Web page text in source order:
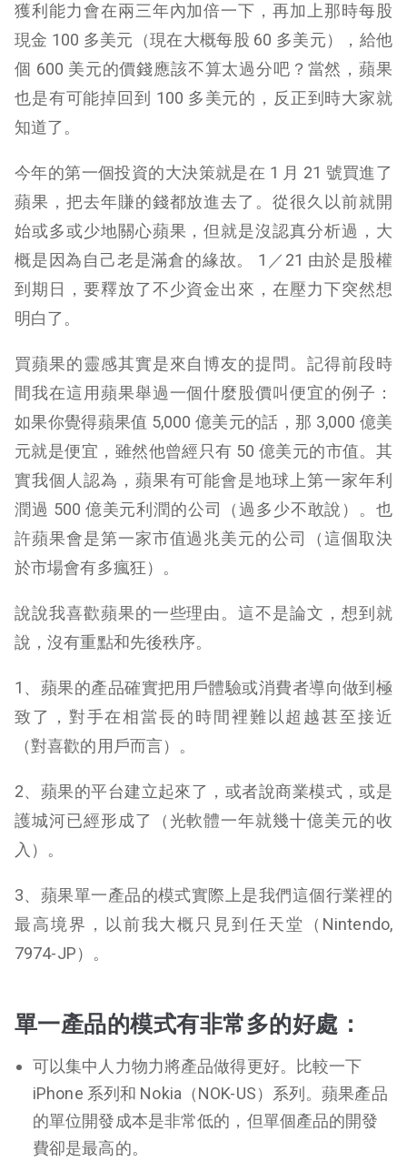
獲利能力會在兩三年內加倍一下，再加上那時每股
現金 100 多美元（現在大概每股 60 多美元），給他
個 600 美元的價錢應該不算太過分吧？當然，蘋果
也是有可能掉回到 100 多美元的，反正到時大家就
知道了。
今年的第一個投資的大決策就是在 1 月 21 號買進了
蘋果，把去年賺的錢都放進去了。從很久以前就開
始或多或少地關心蘋果，但就是沒認真分析過，大
概是因為自己老是滿倉的緣故。 1／21 由於是股權
到期日，要釋放了不少資金出來，在壓力下突然想
明白了。
買蘋果的靈感其實是來自博友的提問。記得前段時
間我在這用蘋果舉過一個什麼股價叫便宜的例子：
如果你覺得蘋果值 5,000 億美元的話，那 3,000 億美
元就是便宜，雖然他曾經只有 50 億美元的市值。其
實我個人認為，蘋果有可能會是地球上第一家年利
潤過 500 億美元利潤的公司（過多少不敢說）。也
許蘋果會是第一家市值過兆美元的公司（這個取決
於市場會有多瘋狂）。
說說我喜歡蘋果的一些理由。這不是論文，想到就
說，沒有重點和先後秩序。
1、蘋果的產品確實把用戶體驗或消費者導向做到極
致了，對手在相當長的時間裡難以超越甚至接近
（對喜歡的用戶而言）。
2、蘋果的平台建立起來了，或者說商業模式，或是
護城河已經形成了（光軟體一年就幾十億美元的收
入）。
3、蘋果單一產品的模式實際上是我們這個行業裡的
最高境界，以前我大概只見到任天堂（Nintendo,
7974-JP）。
單一產品的模式有非常多的好處：
可以集中人力物力將產品做得更好。比較一下
iPhone 系列和 Nokia（NOK-US）系列。蘋果產品
的單位開發成本是非常低的，但單個產品的開發
費卻是最高的。